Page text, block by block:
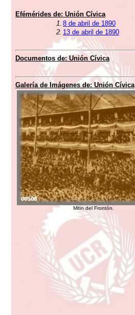
Efémérides de: Unión Cívica
1. 8 de abril de 1890
2. 13 de abril de 1890
Documentos de:Unión Cívica
Galería de Imágenes de:Unión Cívica
Mitin del Frontón.